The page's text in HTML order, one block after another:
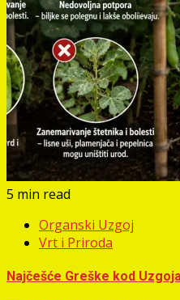
5 min read
Organski Uzgoj
Vrt i Priroda
Najčešće Greške kod